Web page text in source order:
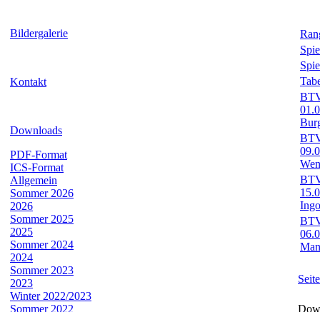
Bildergalerie
Kontakt
Downloads
PDF-Format
ICS-Format
Allgemein
Sommer 2026
2026
Sommer 2025
2025
Sommer 2024
2024
Sommer 2023
2023
Winter 2022/2023
Sommer 2022